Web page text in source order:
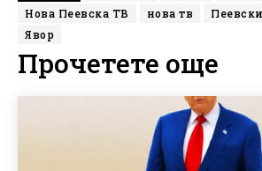
Нова Пеевска ТВ
нова тв Пеевски
Явор
Прочетете още